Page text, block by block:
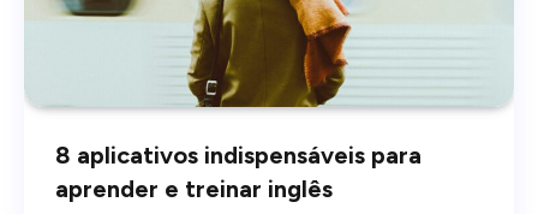
8 aplicativos indispensáveis para
aprender e treinar inglês